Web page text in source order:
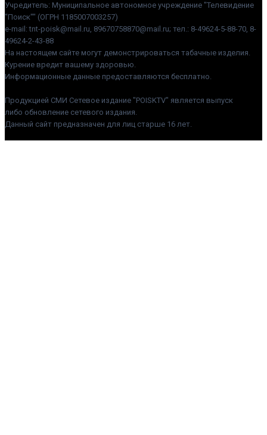
Учредитель: Муниципальное автономное учреждение "Телевидение
"Поиск"" (ОГРН 1185007003257)
e-mail: tnt-poisk@mail.ru, 89670758870@mail.ru; тел.: 8-49624-5-88-70, 8-
49624-2-43-88
На настоящем сайте могут демонстрироваться табачные изделия.
Курение вредит вашему здоровью.
Информационные данные предоставляются бесплатно.
Продукцией СМИ Сетевое издание "POISKTV" является выпуск
либо обновление сетевого издания.
Данный сайт предназначен для лиц старше 16 лет.